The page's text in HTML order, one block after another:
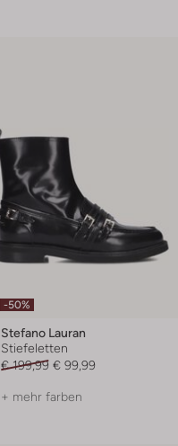
-50%
Stefano Lauran
Stiefeletten
€ 199,99 € 99,99
+ mehr farben